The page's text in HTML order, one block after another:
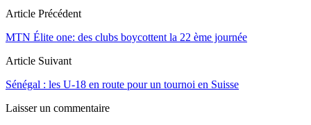
Article Précédent
MTN Élite one: des clubs boycottent la 22 ème journée
Article Suivant
Sénégal : les U-18 en route pour un tournoi en Suisse
Laisser un commentaire